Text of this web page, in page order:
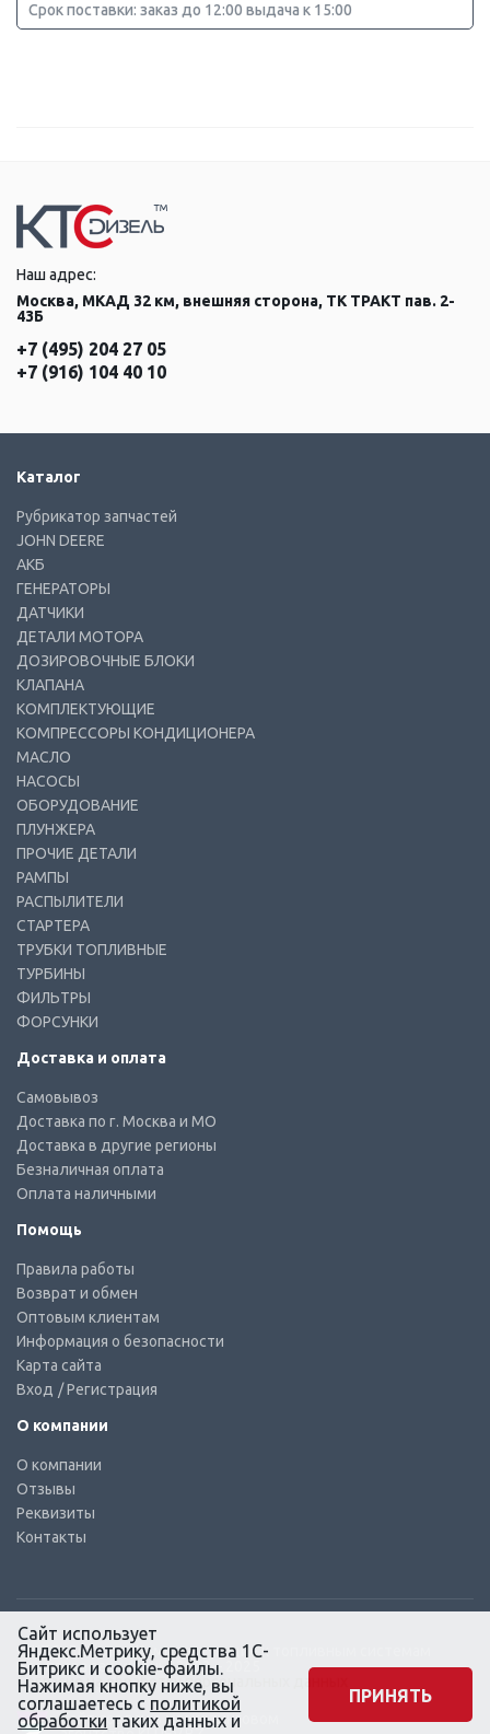
Срок поставки: заказ до 12:00 выдача к 15:00
Наш адрес:
Москва, МКАД 32 км, внешняя сторона, ТК ТРАКТ пав. 2-
43Б
+7 (495) 204 27 05
+7 (916) 104 40 10
Каталог
Рубрикатор запчастей
JOHN DEERE
АКБ
ГЕНЕРАТОРЫ
ДАТЧИКИ
ДЕТАЛИ МОТОРА
ДОЗИРОВОЧНЫЕ БЛОКИ
КЛАПАНА
КОМПЛЕКТУЮЩИЕ
КОМПРЕССОРЫ КОНДИЦИОНЕРА
МАСЛО
НАСОСЫ
ОБОРУДОВАНИЕ
ПЛУНЖЕРА
ПРОЧИЕ ДЕТАЛИ
РАМПЫ
РАСПЫЛИТЕЛИ
СТАРТЕРА
ТРУБКИ ТОПЛИВНЫЕ
ТУРБИНЫ
ФИЛЬТРЫ
ФОРСУНКИ
Доставка и оплата
Самовывоз
Доставка по г. Москва и МО
Доставка в другие регионы
Безналичная оплата
Оплата наличными
Помощь
Правила работы
Возврат и обмен
Оптовым клиентам
Информация о безопасности
Карта сайта
Вход / Регистрация
О компании
О компании
Отзывы
Реквизиты
Контакты
© КТС-Дизель – Комплектующие к топливным системам
Все права защищены, 2003 – 2025
Согласие на обработку персональных данных
Сайт создан в маркетинговом
Сайт использует
Яндекс.Метрику, средства 1С-
Битрикс и cookie-файлы.
Нажимая кнопку ниже, вы
соглашаетесь с политикой
обработки таких данных и
ПРИНЯТЬ